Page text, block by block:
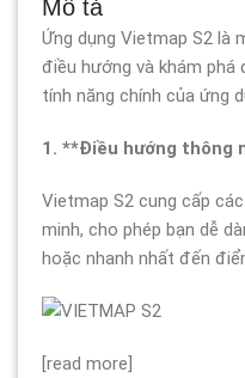
Mô tả
Ứng dụng Vietmap S2 là
điều hướng và khám
tính năng chính của ứng
1. **Điều hướng thông
Vietmap S2 cung cấp
minh, cho phép bạn dễ
hoặc nhanh nhất đến
[read more]